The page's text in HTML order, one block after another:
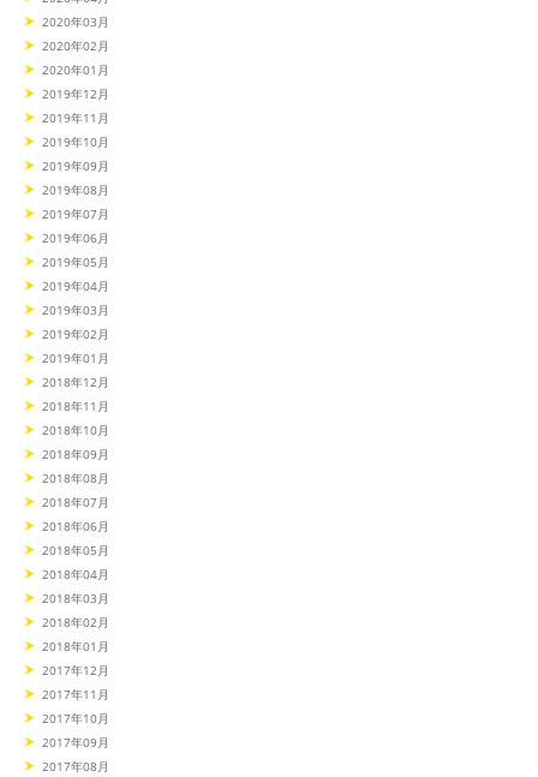
2020年03月
2020年02月
2020年01月
2019年12月
2019年11月
2019年10月
2019年09月
2019年08月
2019年07月
2019年06月
2019年05月
2019年04月
2019年03月
2019年02月
2019年01月
2018年12月
2018年11月
2018年10月
2018年09月
2018年08月
2018年07月
2018年06月
2018年05月
2018年04月
2018年03月
2018年02月
2018年01月
2017年12月
2017年11月
2017年10月
2017年09月
2017年08月